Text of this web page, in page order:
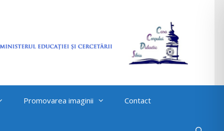
Promovarea imaginii Contact